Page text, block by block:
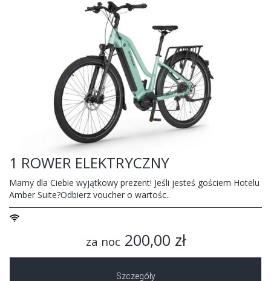
1 ROWER ELEKTRYCZNY
Mamy dla Ciebie wyjątkowy prezent! Jeśli jesteś gościem Hotelu
Amber Suite?Odbierz voucher o wartośc..
za noc 200,00 zł
Szczegóły